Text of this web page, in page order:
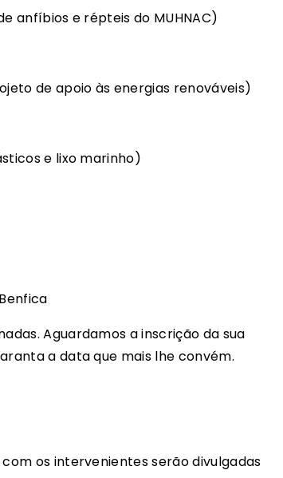
anfíbios e répteis do MUHNAC)
de apoio às energias renováveis)
e lixo marinho)
Aguardamos a inscrição da sua
a data que mais lhe convém.
os intervenientes serão divulgadas